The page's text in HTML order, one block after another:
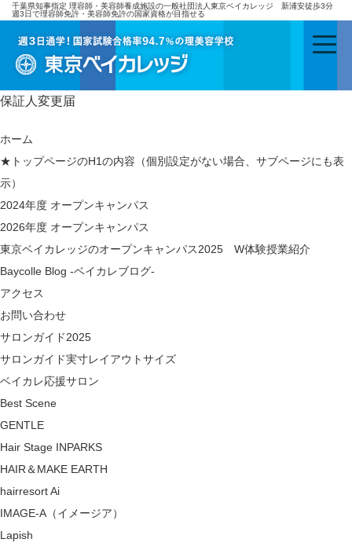
千葉県知事指定 理容師・美容師養成施設の一般社団法人東京ベイカレッジ 新浦安徒歩3分
週3日で理容師免許・美容師免許の国家資格が目指せる
保証人変更届
ホーム
★トップページのH1の内容（個別設定がない場合、サブページにも表
示）
2024年度 オープンキャンパス
2026年度 オープンキャンパス
東京ベイカレッジのオープンキャンパス2025 W体験授業紹介
Baycolle Blog -ベイカレブログ-
アクセス
お問い合わせ
サロンガイド2025
サロンガイド実寸レイアウトサイズ
ベイカレ応援サロン
Best Scene
GENTLE
Hair Stage INPARKS
HAIR＆MAKE EARTH
hairresort Ai
IMAGE-A（イメージア）
Lapish